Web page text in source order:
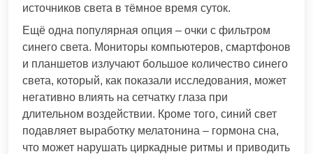
источников света в тёмное время суток.
Ещё одна популярная опция – очки с фильтром
синего света. Мониторы компьютеров, смартфонов
и планшетов излучают большое количество синего
света, который, как показали исследования, может
негативно влиять на сетчатку глаза при
длительном воздействии. Кроме того, синий свет
подавляет выработку мелатонина – гормона сна,
что может нарушать циркадные ритмы и приводить